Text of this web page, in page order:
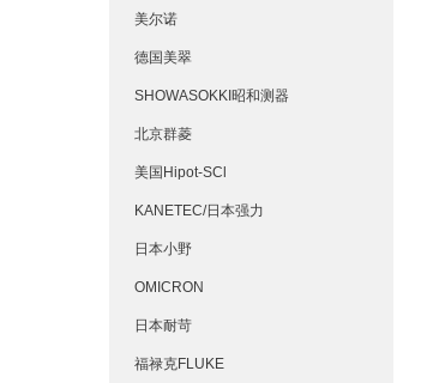
美尔诺
德国美翠
SHOWASOKKI昭和测器
北京群菱
美国Hipot-SCl
KANETEC/日本强力
日本小野
OMICRON
日本耐苛
福禄克FLUKE